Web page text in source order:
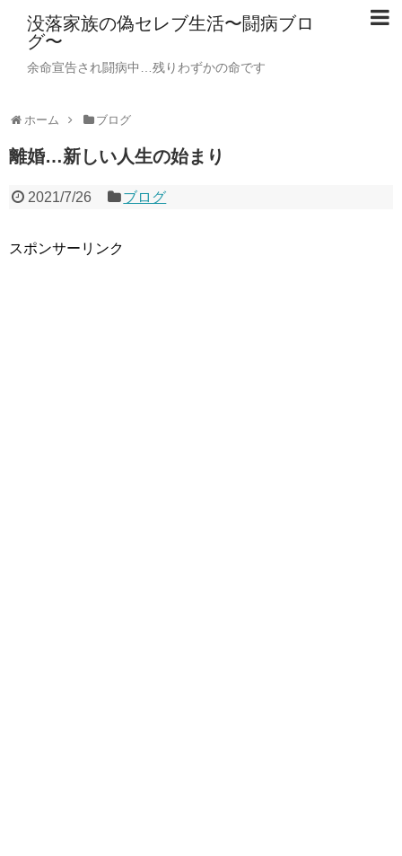
没落家族の偽セレブ生活〜闘病ブロ
グ〜
余命宣告され闘病中…残りわずかの命です
ホーム ブログ
離婚…新しい人生の始まり
2021/7/26 ブログ
スポンサーリンク